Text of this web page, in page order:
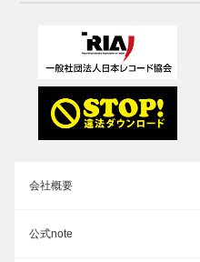
会社概要
公式note